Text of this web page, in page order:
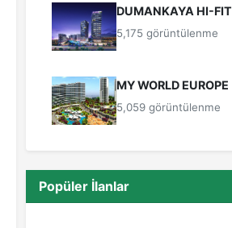
DUMANKAYA HI-FIT
5,175 görüntülenme
MY WORLD EUROPE
5,059 görüntülenme
Popüler İlanlar